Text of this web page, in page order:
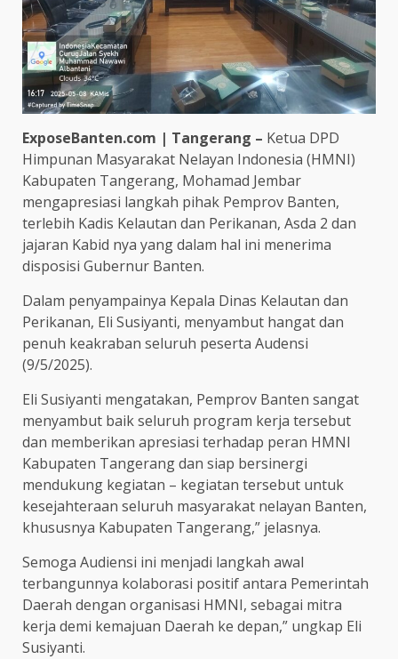
ExposeBanten.com | Tangerang – Ketua DPD
Himpunan Masyarakat Nelayan Indonesia (HMNI)
Kabupaten Tangerang, Mohamad Jembar
mengapresiasi langkah pihak Pemprov Banten,
terlebih Kadis Kelautan dan Perikanan, Asda 2 dan
jajaran Kabid nya yang dalam hal ini menerima
disposisi Gubernur Banten.
Dalam penyampainya Kepala Dinas Kelautan dan
Perikanan, Eli Susiyanti, menyambut hangat dan
penuh keakraban seluruh peserta Audensi
(9/5/2025).
Eli Susiyanti mengatakan, Pemprov Banten sangat
menyambut baik seluruh program kerja tersebut
dan memberikan apresiasi terhadap peran HMNI
Kabupaten Tangerang dan siap bersinergi
mendukung kegiatan – kegiatan tersebut untuk
kesejahteraan seluruh masyarakat nelayan Banten,
khususnya Kabupaten Tangerang,” jelasnya.
Semoga Audiensi ini menjadi langkah awal
terbangunnya kolaborasi positif antara Pemerintah
Daerah dengan organisasi HMNI, sebagai mitra
kerja demi kemajuan Daerah ke depan,” ungkap Eli
Susiyanti.